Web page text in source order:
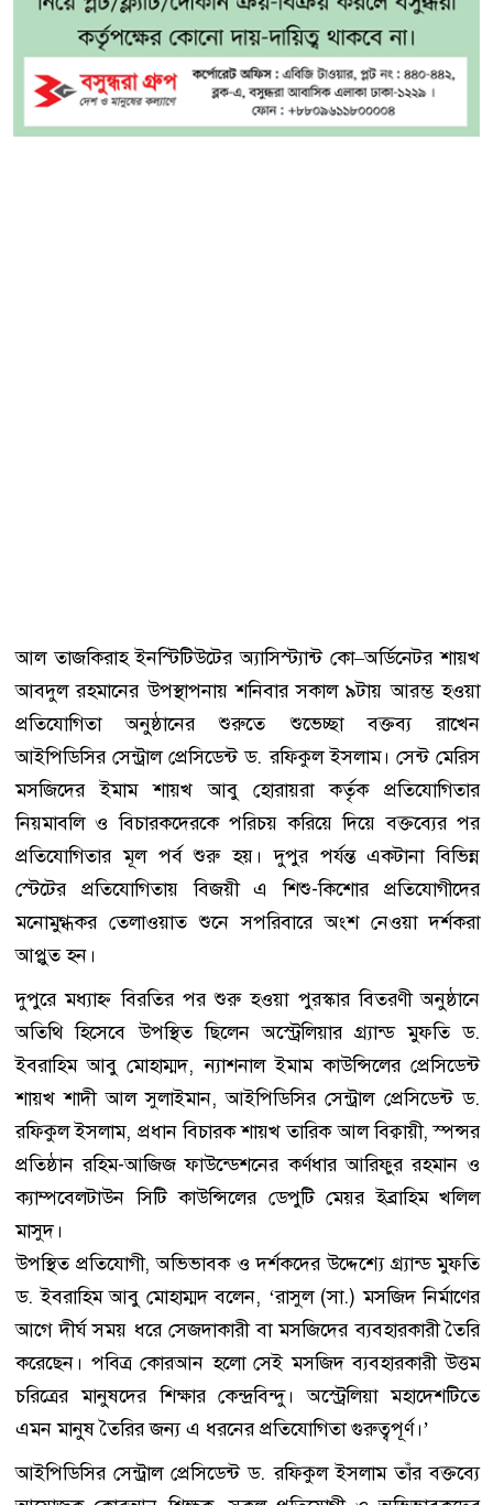
আল তাজকিরাহ ইনস্টিটিউটের অ্যাসিস্ট্যান্ট কো–অর্ডিনেটর শায়খ
আবদুল রহমানের উপস্থাপনায় শনিবার সকাল ৯টায় আরম্ভ হওয়া
প্রতিযোগিতা অনুষ্ঠানের শুরুতে শুভেচ্ছা বক্তব্য রাখেন
আইপিডিসির সেন্ট্রাল প্রেসিডেন্ট ড. রফিকুল ইসলাম। সেন্ট মেরিস
মসজিদের ইমাম শায়খ আবু হোরায়রা কর্তৃক প্রতিযোগিতার
নিয়মাবলি ও বিচারকদেরকে পরিচয় করিয়ে দিয়ে বক্তব্যের পর
প্রতিযোগিতার মূল পর্ব শুরু হয়। দুপুর পর্যন্ত একটানা বিভিন্ন
স্টেটের প্রতিযোগিতায় বিজয়ী এ শিশু-কিশোর প্রতিযোগীদের
মনোমুগ্ধকর তেলাওয়াত শুনে সপরিবারে অংশ নেওয়া দর্শকরা
আপ্লুত হন।
দুপুরে মধ্যাহ্ন বিরতির পর শুরু হওয়া পুরস্কার বিতরণী অনুষ্ঠানে
অতিথি হিসেবে উপস্থিত ছিলেন অস্ট্রেলিয়ার গ্র্যান্ড মুফতি ড.
ইবরাহিম আবু মোহাম্মদ, ন্যাশনাল ইমাম কাউন্সিলের প্রেসিডেন্ট
শায়খ শাদী আল সুলাইমান, আইপিডিসির সেন্ট্রাল প্রেসিডেন্ট ড.
রফিকুল ইসলাম, প্রধান বিচারক শায়খ তারিক আল বিক্বায়ী, স্পন্সর
প্রতিষ্ঠান রহিম-আজিজ ফাউন্ডেশনের কর্ণধার আরিফুর রহমান ও
ক্যাম্পবেলটাউন সিটি কাউন্সিলের ডেপুটি মেয়র ইব্রাহিম খলিল
মাসুদ।
উপস্থিত প্রতিযোগী, অভিভাবক ও দর্শকদের উদ্দেশ্যে গ্র্যান্ড মুফতি
ড. ইবরাহিম আবু মোহাম্মদ বলেন, ‘রাসুল (সা.) মসজিদ নির্মাণের
আগে দীর্ঘ সময় ধরে সেজদাকারী বা মসজিদের ব্যবহারকারী তৈরি
করেছেন। পবিত্র কোরআন হলো সেই মসজিদ ব্যবহারকারী উত্তম
চরিত্রের মানুষদের শিক্ষার কেন্দ্রবিন্দু। অস্ট্রেলিয়া মহাদেশটিতে
এমন মানুষ তৈরির জন্য এ ধরনের প্রতিযোগিতা গুরুত্বপূর্ণ।’
আইপিডিসির সেন্ট্রাল প্রেসিডেন্ট ড. রফিকুল ইসলাম তাঁর বক্তব্যে